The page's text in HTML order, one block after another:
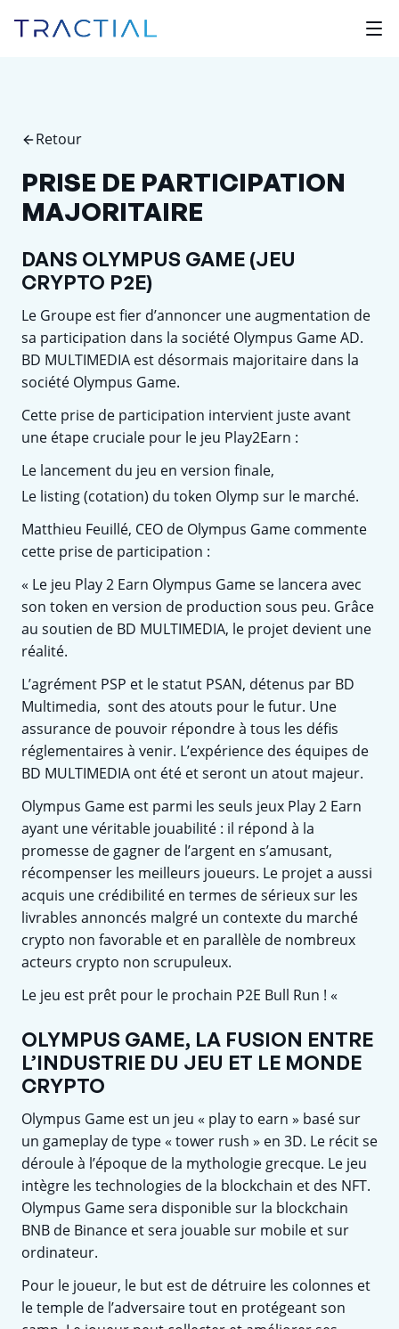
Retour
PRISE DE PARTICIPATION
MAJORITAIRE
DANS OLYMPUS GAME (JEU
CRYPTO P2E)
Le Groupe est fier d’annoncer une augmentation de
sa participation dans la société Olympus Game AD.
BD MULTIMEDIA est désormais majoritaire dans la
société Olympus Game.
Cette prise de participation intervient juste avant
une étape cruciale pour le jeu Play2Earn :
Le lancement du jeu en version finale,
Le listing (cotation) du token Olymp sur le marché.
Matthieu Feuillé, CEO de Olympus Game commente
cette prise de participation :
« Le jeu Play 2 Earn Olympus Game se lancera avec
son token en version de production sous peu. Grâce
au soutien de BD MULTIMEDIA, le projet devient une
réalité.
L’agrément PSP et le statut PSAN, détenus par BD
Multimedia, sont des atouts pour le futur. Une
assurance de pouvoir répondre à tous les défis
réglementaires à venir. L’expérience des équipes de
BD MULTIMEDIA ont été et seront un atout majeur.
Olympus Game est parmi les seuls jeux Play 2 Earn
ayant une véritable jouabilité : il répond à la
promesse de gagner de l’argent en s’amusant,
récompenser les meilleurs joueurs. Le projet a aussi
acquis une crédibilité en termes de sérieux sur les
livrables annoncés malgré un contexte du marché
crypto non favorable et en parallèle de nombreux
acteurs crypto non scrupuleux.
Le jeu est prêt pour le prochain P2E Bull Run ! «
OLYMPUS GAME, LA FUSION ENTRE
L’INDUSTRIE DU JEU ET LE MONDE
CRYPTO
Olympus Game est un jeu « play to earn » basé sur
un gameplay de type « tower rush » en 3D. Le récit se
déroule à l’époque de la mythologie grecque. Le jeu
intègre les technologies de la blockchain et des NFT.
Olympus Game sera disponible sur la blockchain
BNB de Binance et sera jouable sur mobile et sur
ordinateur.
Pour le joueur, le but est de détruire les colonnes et
le temple de l’adversaire tout en protégeant son